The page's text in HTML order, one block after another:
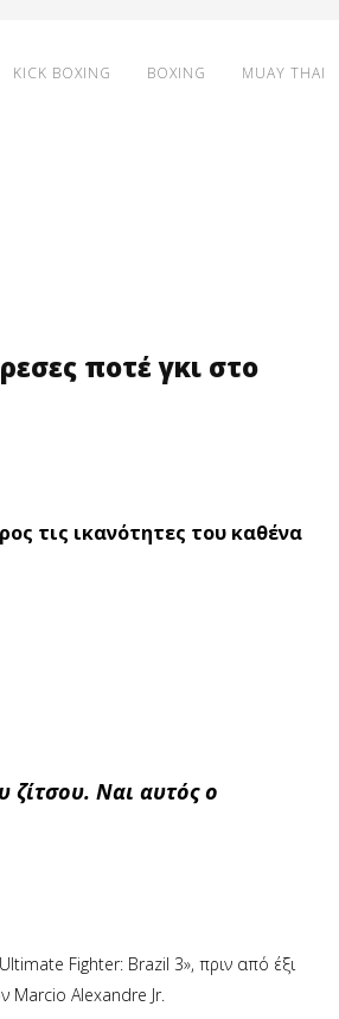
KICK BOXING BOXING MUAY THAI
ποτέ γκι στο
τις ικανότητες του καθένα
ζίτσου. Ναι αυτός ο
Fighter: Brazil 3», πριν από έξι
Marcio Alexandre Jr.